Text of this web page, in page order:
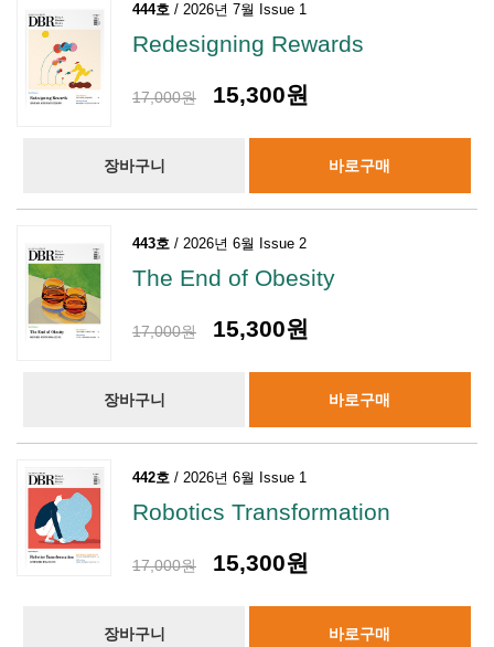
444호 / 2026년 7월 Issue 1
Redesigning Rewards
17,000원 15,300원
장바구니 바로구매
443호 / 2026년 6월 Issue 2
The End of Obesity
17,000원 15,300원
장바구니 바로구매
442호 / 2026년 6월 Issue 1
Robotics Transformation
17,000원 15,300원
장바구니 바로구매